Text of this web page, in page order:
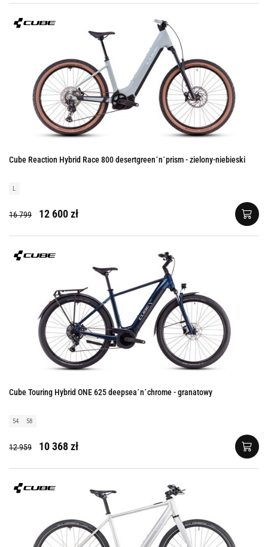
Cube Reaction Hybrid Race 800 desertgreen´n´prism - zielony-niebieski
L
16 799 12 600 zł
Cube Touring Hybrid ONE 625 deepsea´n´chrome - granatowy
54 58
12 959 10 368 zł